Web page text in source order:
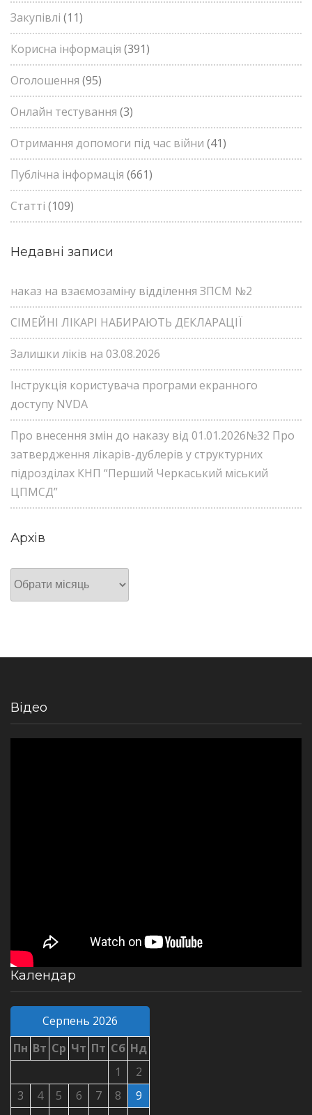
Закупівлі (11)
Корисна інформація (391)
Оголошення (95)
Онлайн тестування (3)
Отримання допомоги під час війни (41)
Публічна інформація (661)
Статті (109)
Недавні записи
наказ на взаємозаміну відділення ЗПСМ №2
СІМЕЙНІ ЛІКАРІ НАБИРАЮТЬ ДЕКЛАРАЦІЇ
Залишки ліків на 03.08.2026
Інструкція користувача програми екранного
доступу NVDA
Про внесення змін до наказу від 01.01.2026№32 Про
затвердження лікарів-дублерів у структурних
підрозділах КНП “Перший Черкаський міський
ЦПМСД”
Архів
Архів
Відео
Календар
Серпень 2026
Пн Вт Ср Чт Пт Сб Нд
1
2
3
4 5 6 7 8
9